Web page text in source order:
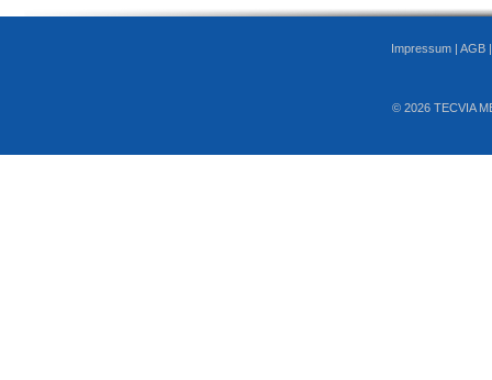
Impressum | AGB
© 2026 TECVIA